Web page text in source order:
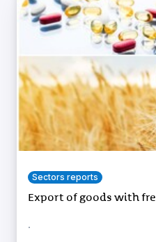
Sectors reports
Export of goods with
.